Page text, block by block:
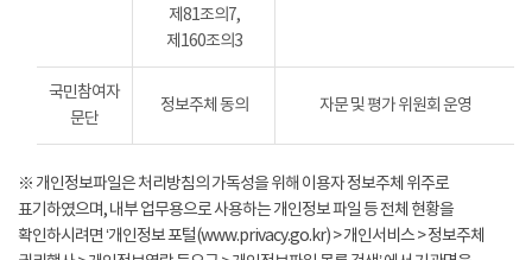
제81조의7,
제160조의3
국민참여자
문단
정보주체 동의 자문 및 평가 위원회 운영
※ 개인정보파일은 처리방침의 가독성을 위해 이용자 정보주체 위주로
표기하였으며, 내부 업무용으로 사용하는 개인정보 파일 등 전체 현황을
확인하시려면 ‘개인정보 포털(www.privacy.go.kr) > 개인서비스 > 정보주체